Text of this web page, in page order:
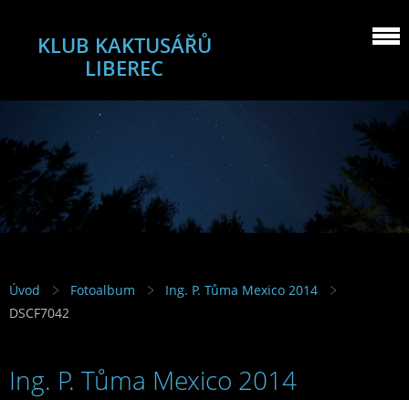
KLUB KAKTUSÁŘŮ
LIBEREC
Úvod Fotoalbum
Ing. P. Tůma Mexico 2014
DSCF7042
Ing. P. Tůma Mexico 2014